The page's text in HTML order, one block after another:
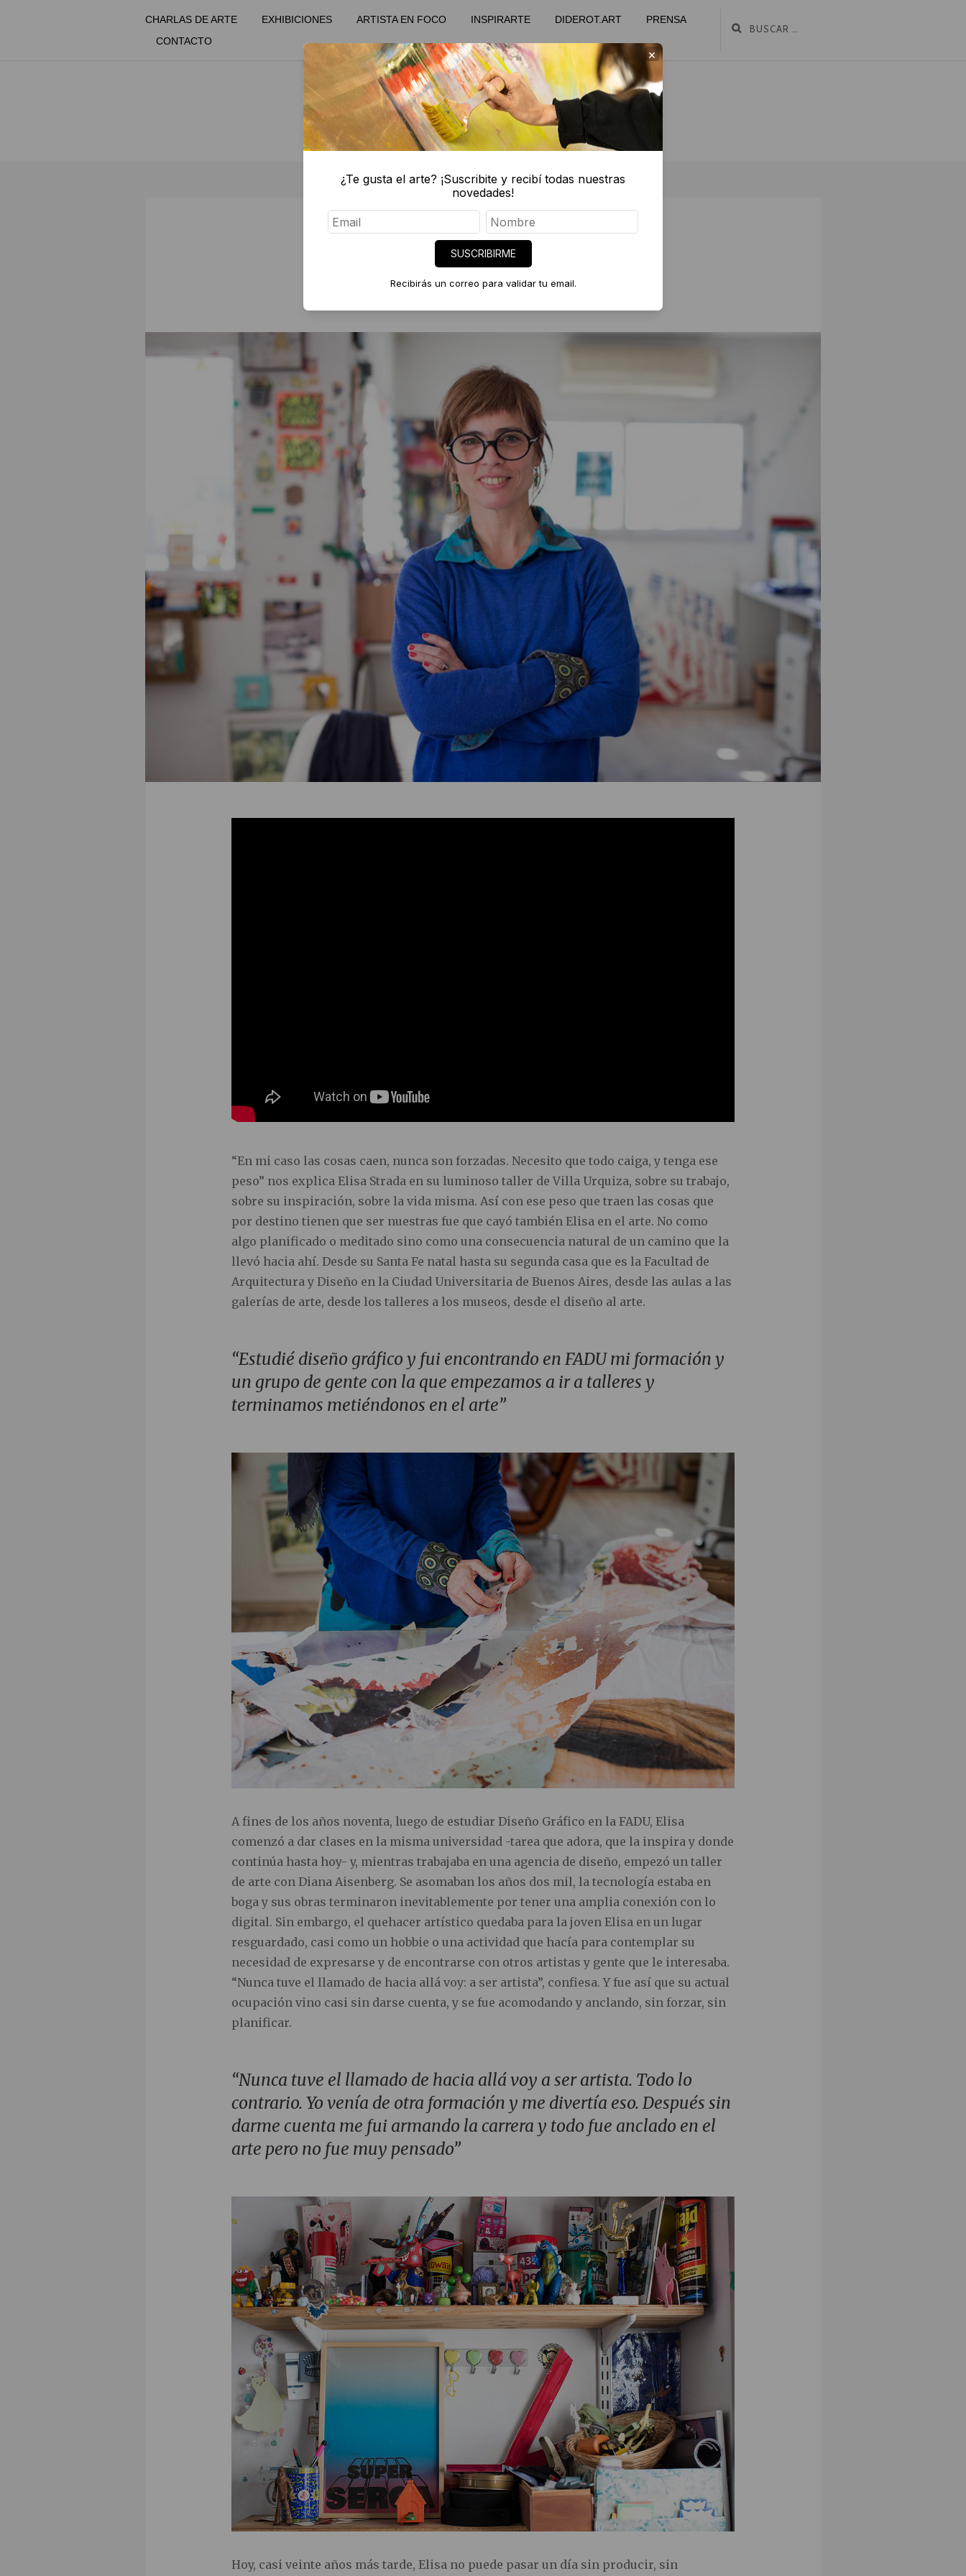
CHARLAS DE ARTE EXHIBICIONES ARTISTA EN FOCO INSPIRARTE DIDEROT.ART
PRENSA
CONTACTO
noviembre 24, 2017
ELISA STRADA #ARTISTA EN FOCO
“En mi caso las cosas caen, nunca son forzadas. Necesito que todo caiga, y tenga ese
peso” nos explica Elisa Strada en su luminoso taller de Villa Urquiza, sobre su trabajo,
sobre su inspiración, sobre la vida misma. Así con ese peso que traen las cosas que
por destino tienen que ser nuestras fue que cayó también Elisa en el arte. No como
algo planificado o meditado sino como una consecuencia natural de un camino que la
llevó hacia ahí. Desde su Santa Fe natal hasta su segunda casa que es la Facultad de
Arquitectura y Diseño en la Ciudad Universitaria de Buenos Aires, desde las aulas a las
galerías de arte, desde los talleres a los museos, desde el diseño al arte.
“Estudié diseño gráfico y fui encontrando en FADU mi formación y
un grupo de gente con la que empezamos a ir a talleres y
terminamos metiéndonos en el arte”
A fines de los años noventa, luego de estudiar Diseño Gráfico en la FADU, Elisa
comenzó a dar clases en la misma universidad -tarea que adora, que la inspira y donde
continúa hasta hoy- y, mientras trabajaba en una agencia de diseño, empezó un taller
de arte con Diana Aisenberg. Se asomaban los años dos mil, la tecnología estaba en
boga y sus obras terminaron inevitablemente por tener una amplia conexión con lo
digital. Sin embargo, el quehacer artístico quedaba para la joven Elisa en un lugar
resguardado, casi como un hobbie o una actividad que hacía para contemplar su
necesidad de expresarse y de encontrarse con otros artistas y gente que le interesaba.
“Nunca tuve el llamado de hacia allá voy: a ser artista”, confiesa. Y fue así que su actual
ocupación vino casi sin darse cuenta, y se fue acomodando y anclando, sin forzar, sin
planificar.
“Nunca tuve el llamado de hacia allá voy a ser artista. Todo lo
contrario. Yo venía de otra formación y me divertía eso. Después sin
darme cuenta me fui armando la carrera y todo fue anclado en el
arte pero no fue muy pensado”
Hoy, casi veinte años más tarde, Elisa no puede pasar un día sin producir, sin
×
¿Te gusta el arte? ¡Suscribite y recibí todas nuestras
novedades!
SUSCRIBIRME
Recibirás un correo para validar tu email.